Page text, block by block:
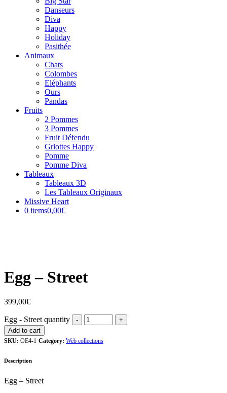
Danseurs
Diva
Happy
Holiday
Pasithée
Animaux
Chats
Colombes
Eléphants
Ours
Pandas
Fruits
2 Pommes
3 Pommes
Fruit Défendu
Griottes Happy
Pomme
Pomme Diva
Tableaux
Tableaux 3D
Les Tableaux Originaux
Missive Heart
0 items0,00€
Egg – Street
399,00€
Egg - Street quantity
Add to cart
SKU: OE4-1 Category: Web collections
Description
Egg – Street